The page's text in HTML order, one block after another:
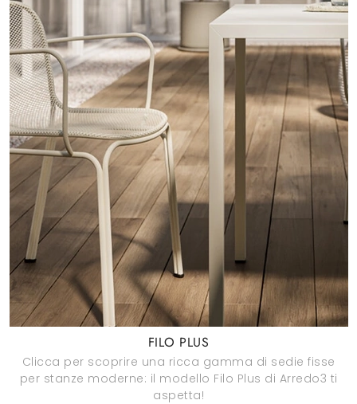
FILO PLUS
Clicca per scoprire una ricca gamma di sedie fisse
per stanze moderne: il modello Filo Plus di Arredo3 ti
aspetta!